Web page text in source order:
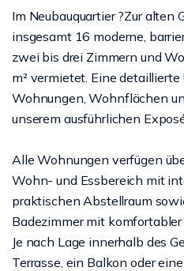
Im Neubauquartier ?Zur alten
insgesamt 16 moderne,
zwei bis drei Zimmern und
m² vermietet. Eine
Wohnungen, Wohnflächen
unserem ausführlichen
Alle Wohnungen verfügen
Wohn- und Essbereich mit
praktischen Abstellraum
Badezimmer mit
Je nach Lage innerhalb des
Terrasse, ein Balkon oder